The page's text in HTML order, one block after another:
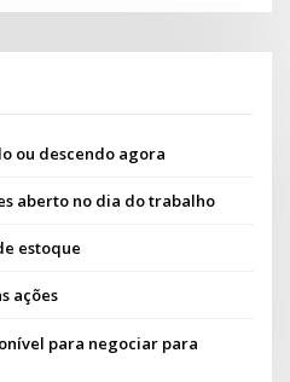
ou descendo agora
aberto no dia do trabalho
estoque
ações
para negociar para